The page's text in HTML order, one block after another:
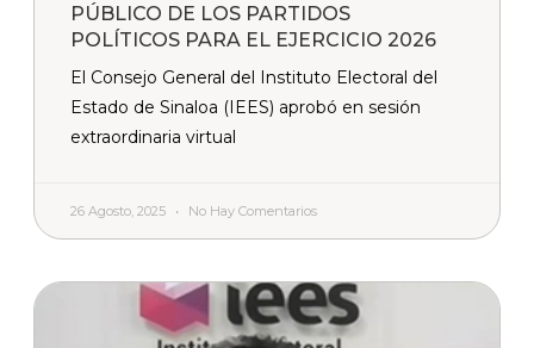
PÚBLICO DE LOS PARTIDOS
POLÍTICOS PARA EL EJERCICIO 2026
El Consejo General del Instituto Electoral del
Estado de Sinaloa (IEES) aprobó en sesión
extraordinaria virtual
26 Agosto, 2025 No Hay Comentarios